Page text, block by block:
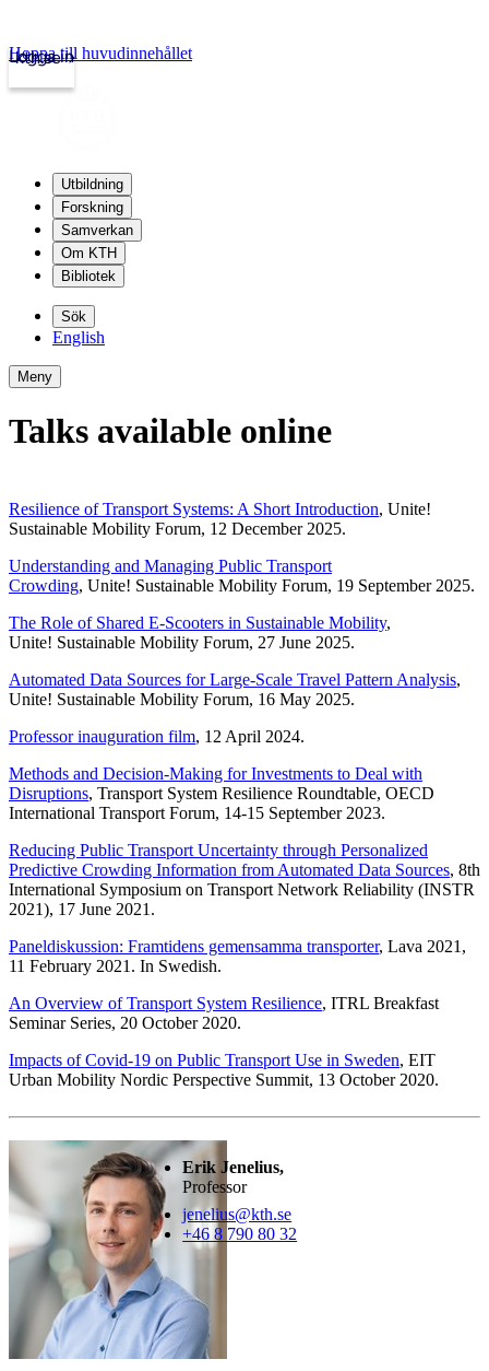
kth.se
Logga in
Hoppa till huvudinnehållet
Utbildning
Forskning
Samverkan
Om KTH
Bibliotek
Sök
English
Meny
Talks available online
Resilience of Transport Systems: A Short Introduction, Unite!
Sustainable Mobility Forum, 12 December 2025.
Understanding and Managing Public Transport
Crowding, Unite! Sustainable Mobility Forum, 19 September 2025.
The Role of Shared E-Scooters in Sustainable Mobility,
Unite! Sustainable Mobility Forum, 27 June 2025.
Automated Data Sources for Large-Scale Travel Pattern Analysis,
Unite! Sustainable Mobility Forum, 16 May 2025.
Professor inauguration film, 12 April 2024.
Methods and Decision-Making for Investments to Deal with
Disruptions, Transport System Resilience Roundtable, OECD
International Transport Forum, 14-15 September 2023.
Reducing Public Transport Uncertainty through Personalized
Predictive Crowding Information from Automated Data Sources, 8th
International Symposium on Transport Network Reliability (INSTR
2021), 17 June 2021.
Paneldiskussion: Framtidens gemensamma transporter, Lava 2021,
11 February 2021. In Swedish.
An Overview of Transport System Resilience, ITRL Breakfast
Seminar Series, 20 October 2020.
Impacts of Covid-19 on Public Transport Use in Sweden, EIT
Urban Mobility Nordic Perspective Summit, 13 October 2020.
Erik Jenelius,
Professor
jenelius@kth.se
+46 8 790 80 32